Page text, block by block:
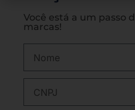
Você está a um passo
marcas!